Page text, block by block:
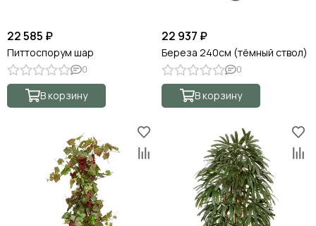
22 585 ₽
Питтоспорум шар
0
В корзину
22 937 ₽
Береза 240см (тёмный ствол)
0
В корзину